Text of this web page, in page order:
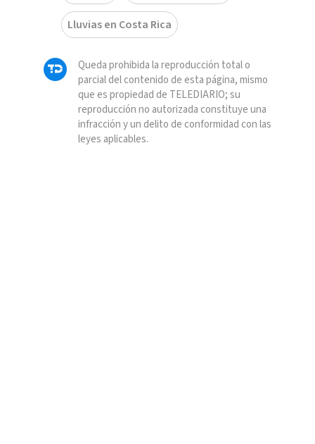
Lluvias en Costa Rica
Queda prohibida la reproducción total o
parcial del contenido de esta página, mismo
que es propiedad de TELEDIARIO; su
reproducción no autorizada constituye una
infracción y un delito de conformidad con las
leyes aplicables.